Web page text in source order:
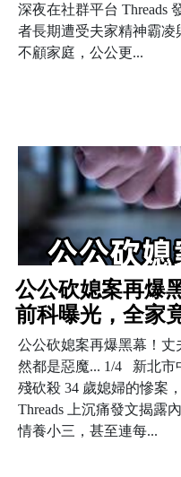
深夜在社群平台 Threads
者長期遭受夫家精神霸
不顧家庭，公公更...
公公砍媳案再爆
前科曝光，全家
公公砍媳案再爆黑幕！
然都是惡魔... 1/4 新北市
殘砍殺 34 歲媳婦的慘案
Threads 上沉痛發文揭露
情養小三，甚至連每...